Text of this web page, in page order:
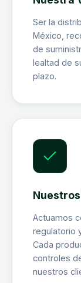
Ser la
México,
de
lealtad de
plazo.
Actuamos
regulatorio
Cada
controles
nuestros